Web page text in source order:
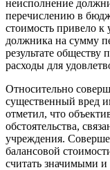
неисполнение
перечислению в
стоимость привело к
должника на сумму
результате
расходы для
Относительно
существенный вред
отметил, что
обстоятельства,
учреждения.
балансовой
считать значимыми